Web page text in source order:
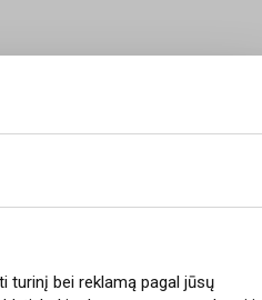
turinį bei reklamą pagal jūsų